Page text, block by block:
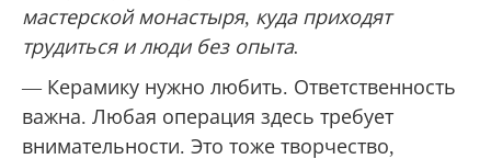
мастерской монастыря, куда приходят
трудиться и люди без опыта.
— Керамику нужно любить. Ответственность
важна. Любая операция здесь требует
внимательности. Это тоже творчество,